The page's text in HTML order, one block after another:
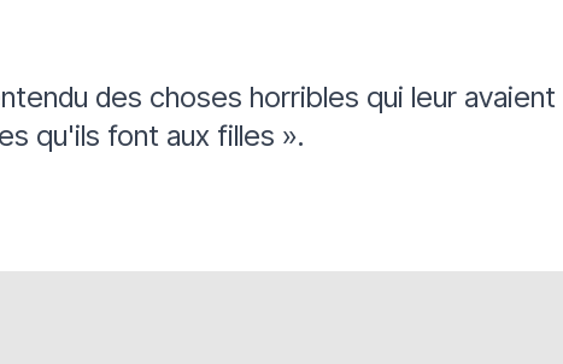
des choses horribles qui leur
qu'ils font aux filles ».